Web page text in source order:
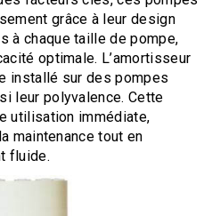
grâce à leur design
à chaque taille de pompe,
optimale. L’amortisseur
installé sur des pompes
leur polyvalence. Cette
utilisation immédiate,
maintenance tout en
fluide.